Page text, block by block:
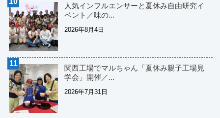
人気インフルエンサーと夏休み自由研究イ
ベント／味の...
2026年8月4日
関西工場でマルちゃん「夏休み親子工場見
学会」開催／...
2026年7月31日